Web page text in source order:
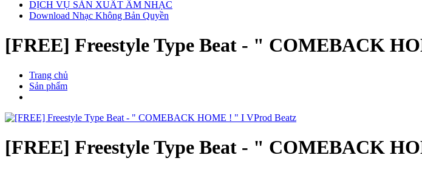
DỊCH VỤ SẢN XUẤT ÂM NHẠC
Download Nhạc Không Bản Quyền
[FREE] Freestyle Type Beat - " COMEBACK
Trang chủ
Sản phẩm
[FREE] Freestyle Type Beat - " COMEBACK